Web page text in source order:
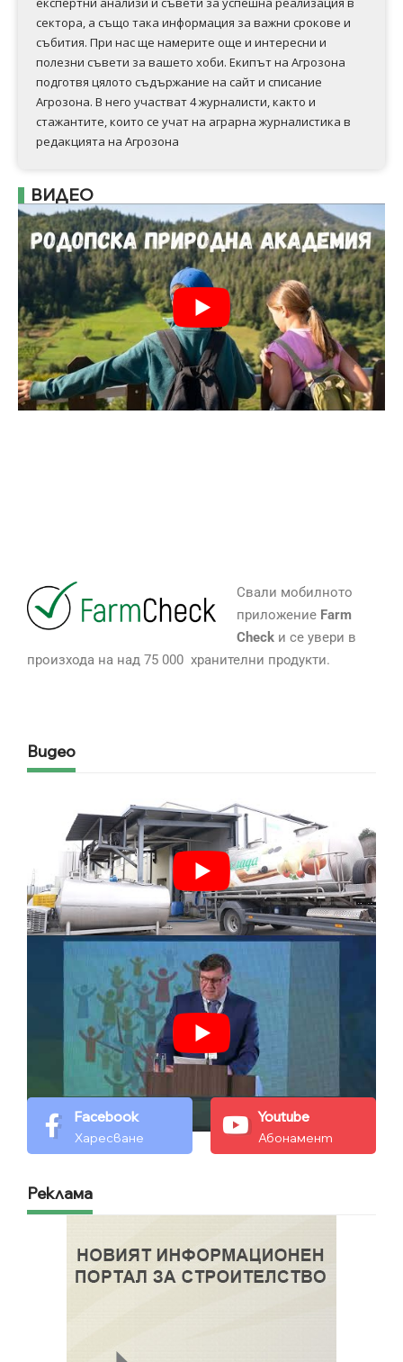
сектора, а също така информация за важни срокове и
събития. При нас ще намерите още и интересни и
полезни съвети за вашето хоби. Екипът на Агрозона
подготвя цялото съдържание на сайт и списание
Агрозона. В него участват 4 журналисти, както и
стажантите, които се учат на аграрна журналистика в
редакцията на Агрозона
ВИДЕО
Свали мобилното
приложение Farm
Checkи се увери в
произхода на над 75 000 хранителни продукти.
Видео
Facebook
Харесване
Youtube
Абонамент
Реклама